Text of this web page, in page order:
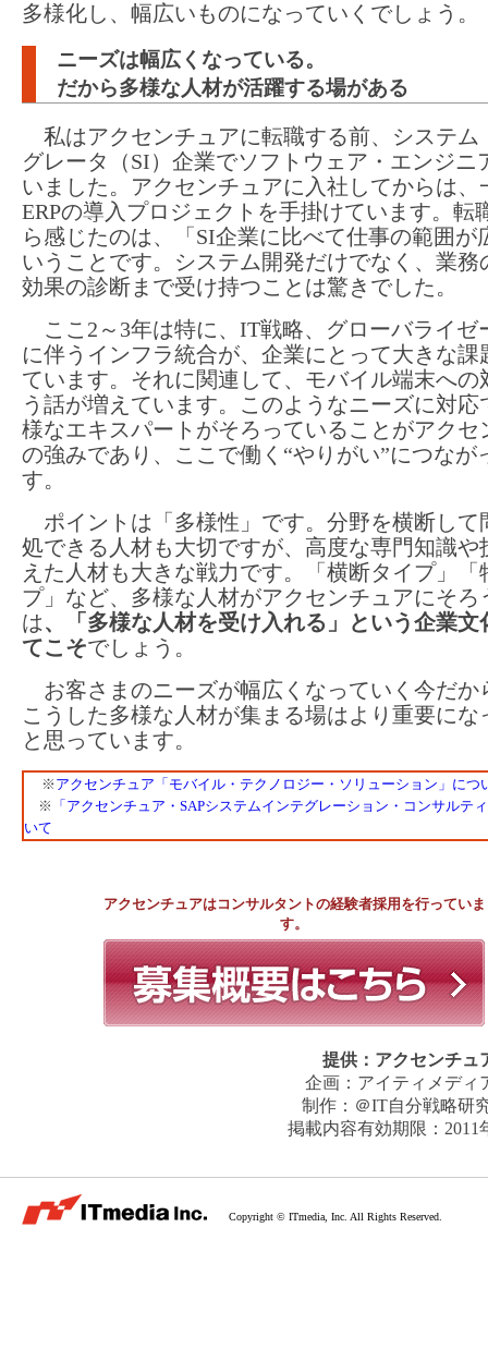
多様化し、幅広いものになっていくでしょう。
ニーズは幅広くなっている。
だから多様な人材が活躍する場がある
私はアクセンチュアに転職する前、システム
グレータ（SI）企業でソフトウェア・エンジニ
いました。アクセンチュアに入社してからは、
ERPの導入プロジェクトを手掛けています。転
ら感じたのは、「SI企業に比べて仕事の範囲が
いうことです。システム開発だけでなく、業務
効果の診断まで受け持つことは驚きでした。
ここ2～3年は特に、IT戦略、グローバライゼ
に伴うインフラ統合が、企業にとって大きな課
ています。それに関連して、モバイル端末への
う話が増えています。このようなニーズに対応
様なエキスパートがそろっていることがアクセ
の強みであり、ここで働く“やりがい”につなが
す。
ポイントは「多様性」です。分野を横断して
処できる人材も大切ですが、高度な専門知識や
えた人材も大きな戦力です。「横断タイプ」「
プ」など、多様な人材がアクセンチュアにそろ
は、「多様な人材を受け入れる」という企業文
てこそでしょう。
お客さまのニーズが幅広くなっていく今だか
こうした多様な人材が集まる場はより重要にな
と思っています。
※ アクセンチュア「モバイル・テクノロジー・ソリューション」につ
※ 「アクセンチュア・SAPシステムインテグレーション・コンサルテ
いて
アクセンチュアはコンサルタントの経験者採用を行っていま
す。
提供： アクセンチュ
企画： アイティメディ
制作： ＠IT自分戦略研
掲載内容有効期限： 2011
Copyright © ITmedia, Inc. All Rights Reserved.